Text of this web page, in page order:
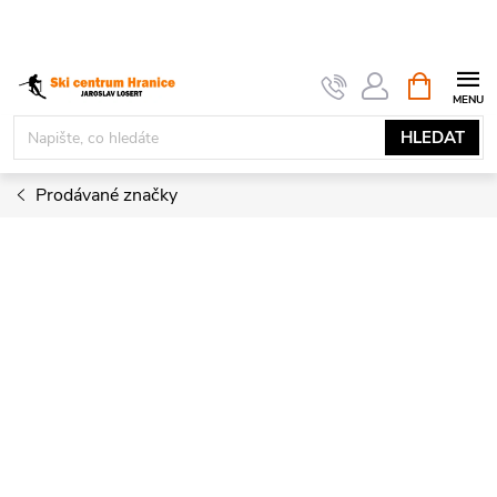
obsah
HLEDAT
NÁKUPNÍ
KOŠÍK
Prodávané značky